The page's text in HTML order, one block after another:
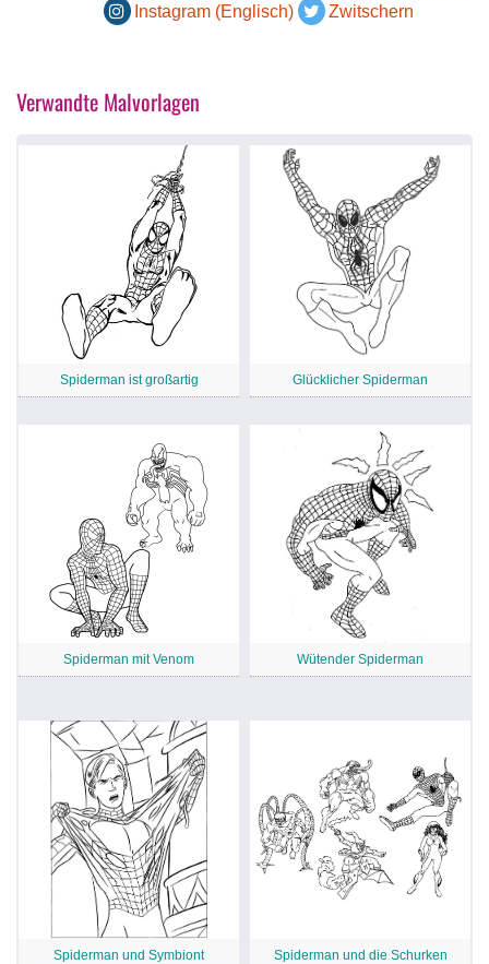
Instagram (Englisch)
Zwitschern
Verwandte Malvorlagen
Spiderman ist großartig Glücklicher Spiderman
Spiderman mit Venom Wütender Spiderman
Spiderman und Symbiont Spiderman und die Schurken